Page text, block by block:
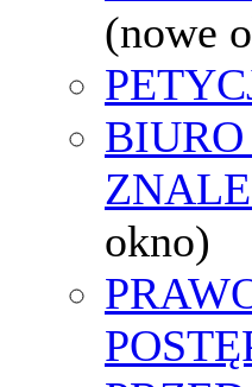
(nowe
okno)